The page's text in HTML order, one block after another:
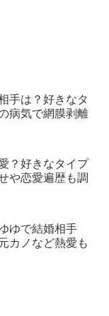
手は？好きなタ
病気で網膜剥離
？好きなタイプ
や恋愛遍歴も調
ゆで結婚相手
カノなど熱愛も